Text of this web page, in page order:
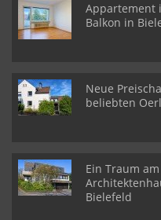
Appartement
Balkon in
Neue
beliebten
Ein Traum
Bielefeld